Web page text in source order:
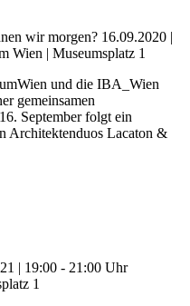
wir morgen? 16.09.2020 |
Wien | Museumsplatz 1
und die IBA_Wien
gemeinsamen
September folgt ein
Architektenduos Lacaton &
| 19:00 - 21:00 Uhr
1